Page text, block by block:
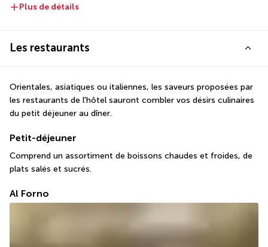
Plus de détails
Les restaurants
Orientales, asiatiques ou italiennes, les saveurs proposées par
les restaurants de l'hôtel sauront combler vos désirs culinaires
du petit déjeuner au dîner.
Petit-déjeuner
Comprend un assortiment de boissons chaudes et froides, de
plats salés et sucrés.
Al Forno